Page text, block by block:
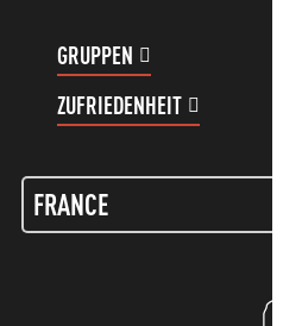
GRUPPEN
ZUFRIEDENHEIT